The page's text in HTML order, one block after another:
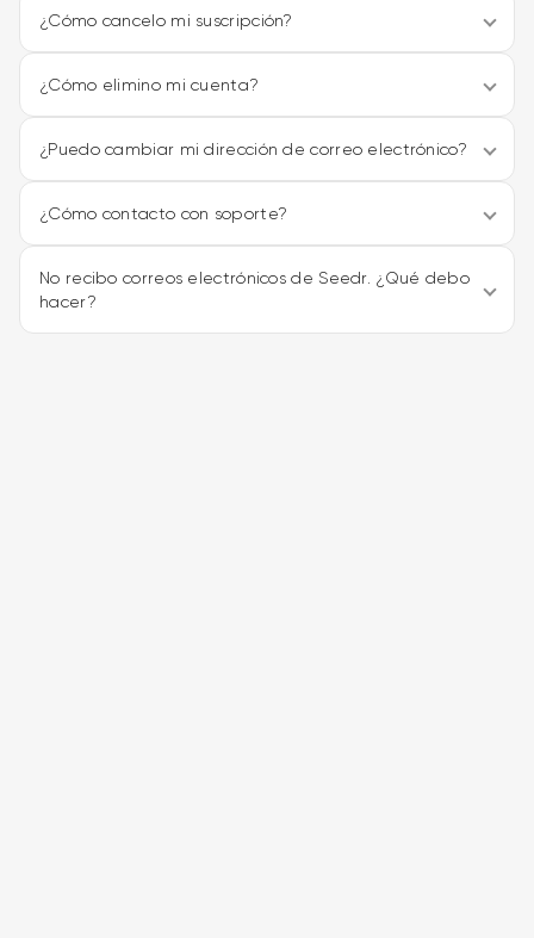
¿Cómo cancelo mi suscripción?
¿Cómo elimino mi cuenta?
¿Puedo cambiar mi dirección de correo electrónico?
¿Cómo contacto con soporte?
No recibo correos electrónicos de Seedr. ¿Qué debo
hacer?